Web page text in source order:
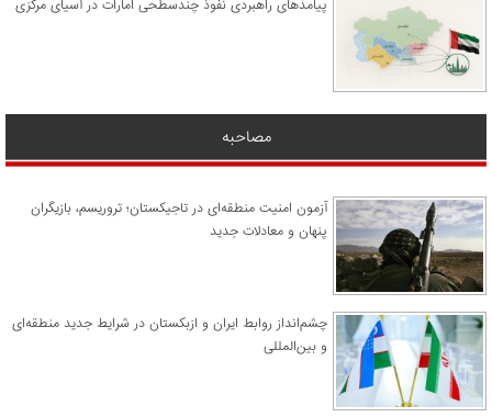
پیامدهای راهبردی نفوذ چندسطحی امارات در آسیای مرکزی
مصاحبه
آزمون امنیت منطقه‌ای در تاجیکستان؛ تروریسم، بازیگران
پنهان و معادلات جدید
چشم‌انداز روابط ایران و ازبکستان در شرایط جدید منطقه‌ای
و بین‌المللی